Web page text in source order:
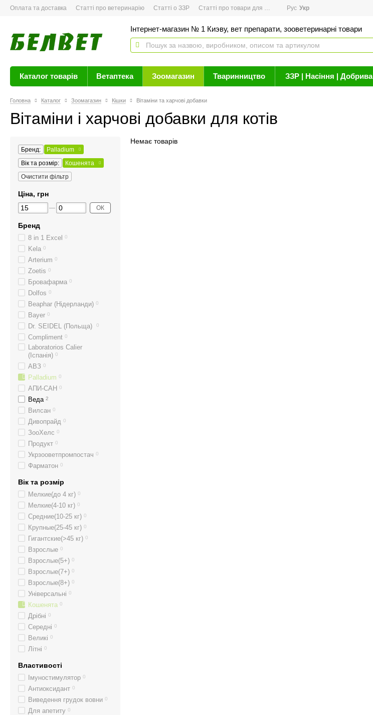
Оплата та доставка Статті про ветеринарію Статті о ЗЗР Статті про товари для здоров'я Новини
Рус Укр
Інтернет-магазин № 1 Киэву, вет препарати, зооветеринарні товари
Каталог товарів Ветаптека Зоомагазин Тваринництво ЗЗР | Насіння | Добрива
Головна Каталог Зоомагазин Кішки Вітаміни та харчові добавки
Вітаміни і харчові добавки для котів
Немає товарів
Бренд:
Palladium
Вік та розмір:
Кошенята
Очистити фільтр
Ціна, грн
ОК
Бренд
8 in 1 Excel 0
Kela 0
Arterium 0
Zoetis 0
Бровафарма 0
Dolfos 0
Beaphar (Нідерланди) 0
Bayer 0
Dr. SEIDEL (Польща) 0
Compliment 0
Laboratorios Calier
(Іспанія) 0
АВЗ 0
Palladium 0
АПИ-САН 0
Веда 2
Вилсан 0
Дивопрайд 0
ЗооХелс 0
Продукт 0
Укрзооветпромпостач 0
Фарматон 0
Вік та розмір
Мелкие(до 4 кг) 0
Мелкие(4-10 кг) 0
Средние(10-25 кг) 0
Крупные(25-45 кг) 0
Гигантские(>45 кг) 0
Взрослые 0
Взрослые(5+) 0
Взрослые(7+) 0
Взрослые(8+) 0
Універсальні 0
Кошенята 0
Дрібні 0
Середні 0
Великі 0
Літні 0
Властивості
Імуностимулятор 0
Антиоксидант 0
Виведення грудок вовни 0
Для апетиту 0